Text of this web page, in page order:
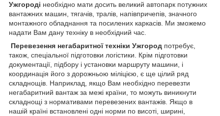
Ужгороді необхідно мати досить великий автопарк потужних
вантажних машин, тягачів, тралів, напівпричепів, значного
монтажного обладнання та посилених каркасів. Ми зможемо
надати Вам дану техніку в необхідний час.
Перевезення негабаритної техніки Ужгород потребує,
також, спеціальної підготовки логістики. Крім підготовки
документації, підбору і установки маршруту машини, і
координація його з дорожньою міліцією, є ще цілий ряд
складнощів. Наприклад, якщо Вам необхідно перевезти
негабаритний вантаж за межі країни, то можуть виникнути
складнощі з нормативами перевезених вантажів. Якщо в
нашій країні встановлені одні норми по висоті, ширині,